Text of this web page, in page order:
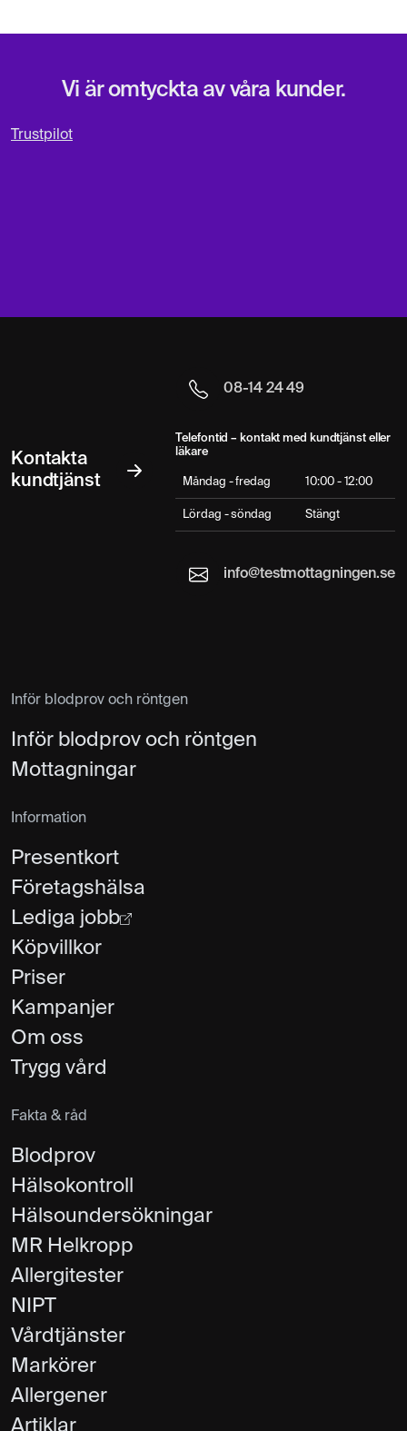
Vi är omtyckta av våra kunder.
Trustpilot
Kontakta
kundtjänst
08-14 24 49
Telefontid – kontakt med kundtjänst eller
läkare
Måndag - fredag 10:00 - 12:00
Lördag - söndag Stängt
info@testmottagningen.se
Inför blodprov och röntgen
Inför blodprov och röntgen
Mottagningar
Information
Presentkort
Företagshälsa
Lediga jobb
Köpvillkor
Priser
Kampanjer
Om oss
Trygg vård
Fakta & råd
Blodprov
Hälsokontroll
Hälsoundersökningar
MR Helkropp
Allergitester
NIPT
Vårdtjänster
Markörer
Allergener
Artiklar